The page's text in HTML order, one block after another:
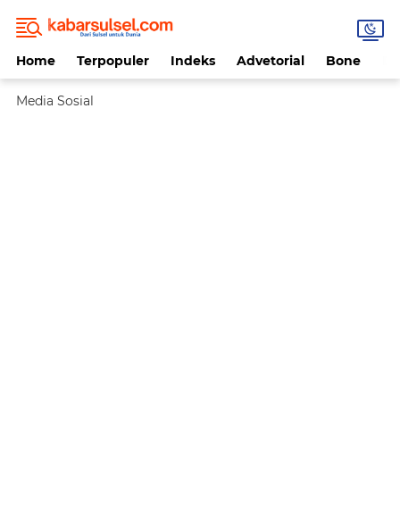
Home Terpopuler Indeks Advetorial Bone
Media Sosial